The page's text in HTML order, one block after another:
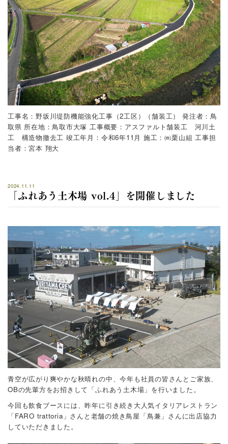
工事名：野坂川堤防機能強化工事（2工区）（舗装工）
発注者：鳥
取県 所在地：鳥取市大塚 工事概要：アスファルト舗装工 河川土
工 構造物撤去工 竣工年月：令和6年11月 施工：㈱栗山組 工事担
当者：宮本 翔大
2024.11.11
「ふれあう土木場 vol.4」を開催しました
青空が広がり爽やかな秋晴れの中、今年も社員の皆さんとご家族、
OBの先輩方をお招きして「ふれあう土木場」を行いました。
今回も飲食ブースには、昨年に引き続き大人気イタリアレストラン
「FARO trattoria」さんと老舗の焼き鳥屋「鳥兼」さんに出店協力
していただきました。